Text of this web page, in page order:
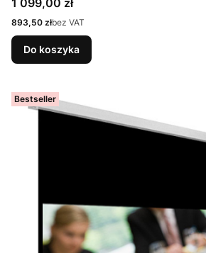
1 099,00 zł
Cena
893,50 złbez VAT
Do koszyka
Bestseller